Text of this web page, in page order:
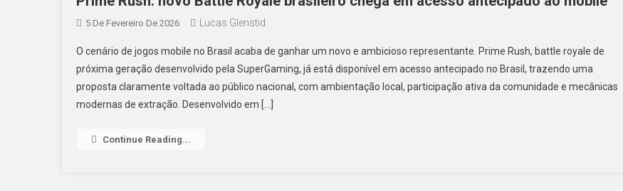
5 De Fevereiro De 2026 Lucas Glenstid
O cenário de jogos mobile no Brasil acaba de ganhar um novo e ambicioso representante. Prime Rush, battle royale de
próxima geração desenvolvido pela SuperGaming, já está disponível em acesso antecipado no Brasil, trazendo uma
proposta claramente voltada ao público nacional, com ambientação local, participação ativa da comunidade e mecânicas
modernas de extração. Desenvolvido em […]
Continue Reading...